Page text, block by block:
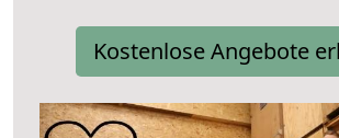
Kostenlose Angebote